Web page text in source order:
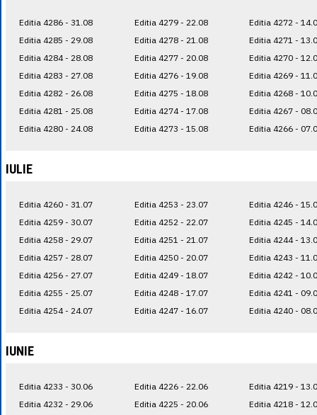
Editia 4286 - 31.08
Editia 4285 - 29.08
Editia 4284 - 28.08
Editia 4283 - 27.08
Editia 4282 - 26.08
Editia 4281 - 25.08
Editia 4280 - 24.08
Editia 4279 - 22.08
Editia 4278 - 21.08
Editia 4277 - 20.08
Editia 4276 - 19.08
Editia 4275 - 18.08
Editia 4274 - 17.08
Editia 4273 - 15.08
Editia 4272 -
Editia 4271 -
Editia 4270 -
Editia 4269 -
Editia 4268 -
Editia 4267 -
Editia 4266 -
IULIE
Editia 4260 - 31.07
Editia 4259 - 30.07
Editia 4258 - 29.07
Editia 4257 - 28.07
Editia 4256 - 27.07
Editia 4255 - 25.07
Editia 4254 - 24.07
Editia 4253 - 23.07
Editia 4252 - 22.07
Editia 4251 - 21.07
Editia 4250 - 20.07
Editia 4249 - 18.07
Editia 4248 - 17.07
Editia 4247 - 16.07
Editia 4246 -
Editia 4245 -
Editia 4244 -
Editia 4243 -
Editia 4242 -
Editia 4241 -
Editia 4240 -
IUNIE
Editia 4233 - 30.06
Editia 4232 - 29.06
Editia 4226 - 22.06
Editia 4225 - 20.06
Editia 4219 -
Editia 4218 -